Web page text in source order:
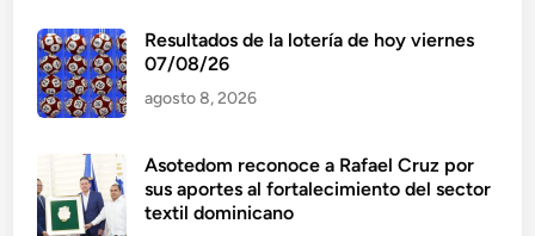
Resultados de la lotería de hoy viernes
07/08/26
agosto 8, 2026
Asotedom reconoce a Rafael Cruz por
sus aportes al fortalecimiento del sector
textil dominicano